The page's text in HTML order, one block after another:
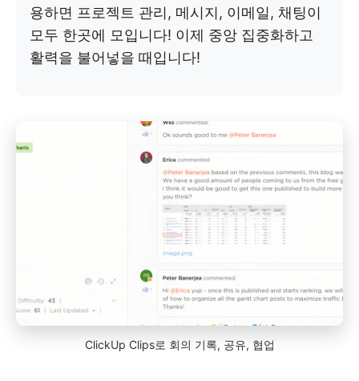
용하면 프로젝트 관리, 메시지, 이메일, 채팅이
모두 한곳에 모입니다! 이제 중앙 집중화하고
활력을 불어넣을 때입니다!
ClickUp Clips로 회의 기록, 공유, 협업